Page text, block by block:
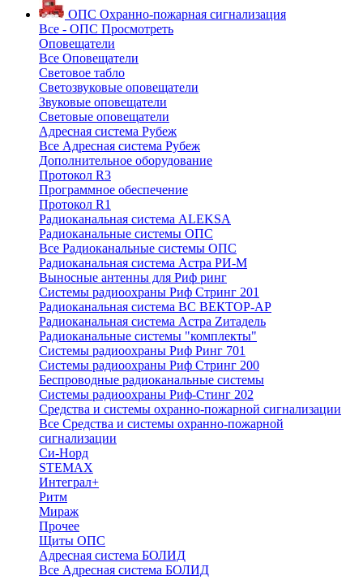
ОПС Охранно-пожарная сигнализация
Все - ОПС Просмотреть
Оповещатели
Все Оповещатели
Световое табло
Светозвуковые оповещатели
Звуковые оповещатели
Световые оповещатели
Адресная система Рубеж
Все Адресная система Рубеж
Дополнительное оборудование
Протокол R3
Программное обеспечение
Протокол R1
Радиоканальная система ALEKSA
Радиоканальные системы ОПС
Все Радиоканальные системы ОПС
Радиоканальная система Астра РИ-М
Выносные антенны для Риф ринг
Системы радиоохраны Риф Стринг 201
Радиоканальная система ВС ВЕКТОР-АР
Радиоканальная система Астра Zитадель
Радиоканальные системы "комплекты"
Системы радиоохраны Риф Ринг 701
Системы радиоохраны Риф Стринг 200
Беспроводные радиоканальные системы
Системы радиоохраны Риф-Стинг 202
Средства и системы охранно-пожарной сигнализации
Все Средства и системы охранно-пожарной
сигнализации
Си-Норд
STEMAX
Интеграл+
Ритм
Мираж
Прочее
Щиты ОПС
Адресная система БОЛИД
Все Адресная система БОЛИД